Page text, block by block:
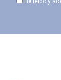
He leído y